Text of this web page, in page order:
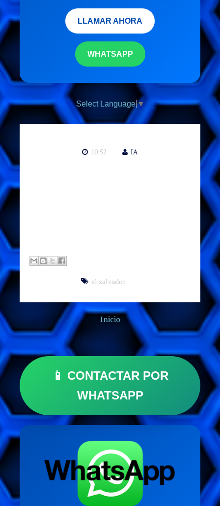
LLAMAR AHORA
WHATSAPP
Select Language▼
```
10:52 IA
el salvador
Inicio
📱 CONTACTAR POR
WHATSAPP